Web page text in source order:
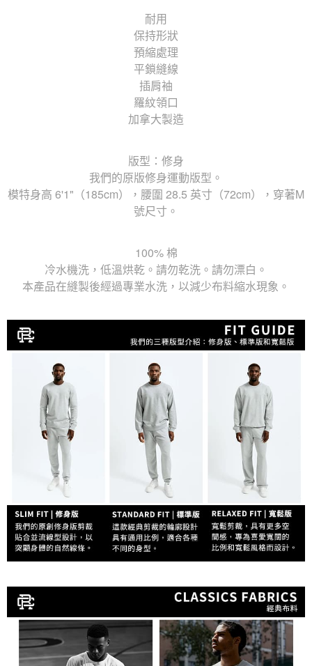
耐用
保持形狀
預縮處理
平鎖縫線
插肩袖
羅紋領口
加拿大製造
版型：修身
我們的原版修身運動版型。
模特身高 6'1"（185cm），腰圍 28.5 英寸（72cm），穿著M
號尺寸。
100% 棉
冷水機洗，低溫烘乾。請勿乾洗。請勿漂白。
本產品在縫製後經過專業水洗，以減少布料縮水現象。